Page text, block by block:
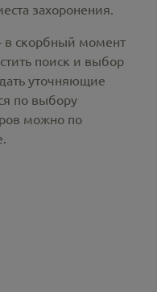
захоронения.
в скорбный момент
поиск и выбор
уточняющие
по выбору
можно по